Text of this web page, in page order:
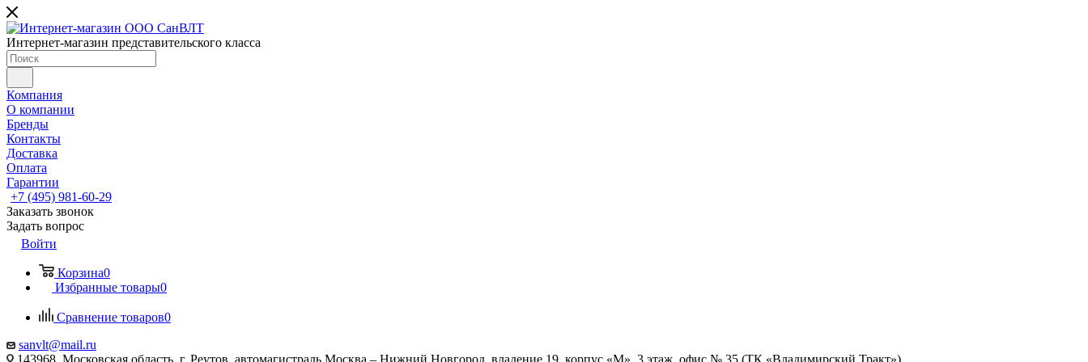
Интернет-магазин представительского класса
Компания
О компании
Бренды
Контакты
Доставка
Оплата
Гарантии
+7 (495) 981-60-29
Заказать звонок
Задать вопрос
Войти
Корзина0
Избранные товары0
Сравнение товаров0
sanvlt@mail.ru
143968, Московская область, г. Реутов, автомагистраль Москва – Нижний Новгород, владение 19, корпус «М», 3 этаж, офис № 35 (ТК «Владимирский Тракт»)